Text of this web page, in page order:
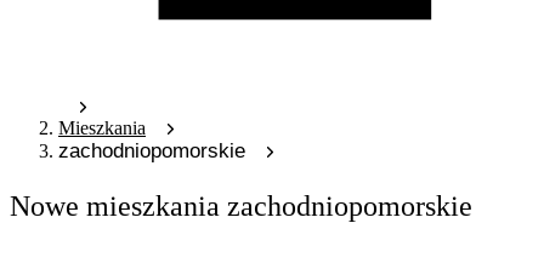
Mieszkania
zachodniopomorskie
Nowe mieszkania zachodniopomorskie